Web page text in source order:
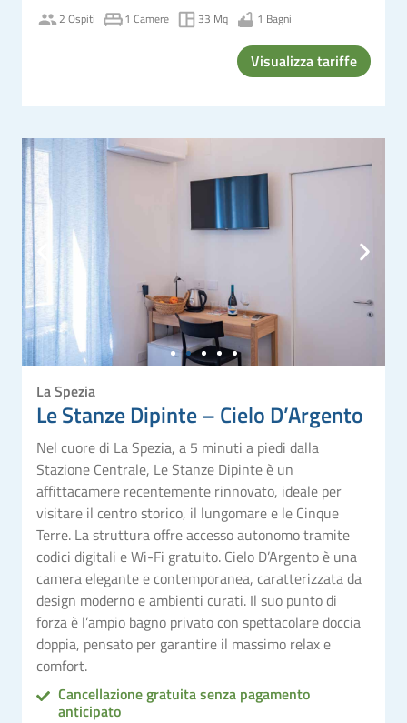
2 Ospiti 1 Camere 33 Mq 1 Bagni
Visualizza tariffe
La Spezia
Le Stanze Dipinte – Cielo D’Argento
Nel cuore di La Spezia, a 5 minuti a piedi dalla
Stazione Centrale, Le Stanze Dipinte è un
affittacamere recentemente rinnovato, ideale per
visitare il centro storico, il lungomare e le Cinque
Terre. La struttura offre accesso autonomo tramite
codici digitali e Wi-Fi gratuito. Cielo D’Argento è una
camera elegante e contemporanea, caratterizzata da
design moderno e ambienti curati. Il suo punto di
forza è l’ampio bagno privato con spettacolare doccia
doppia, pensato per garantire il massimo relax e
comfort.
Cancellazione gratuita senza pagamento
anticipato